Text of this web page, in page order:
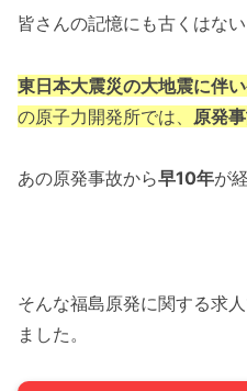
皆さんの記憶にも古くはな
東日本大震災の大地震に伴
の原子力開発所では、 原発
あの原発事故から早10年が
そんな福島原発に関する求
ました。